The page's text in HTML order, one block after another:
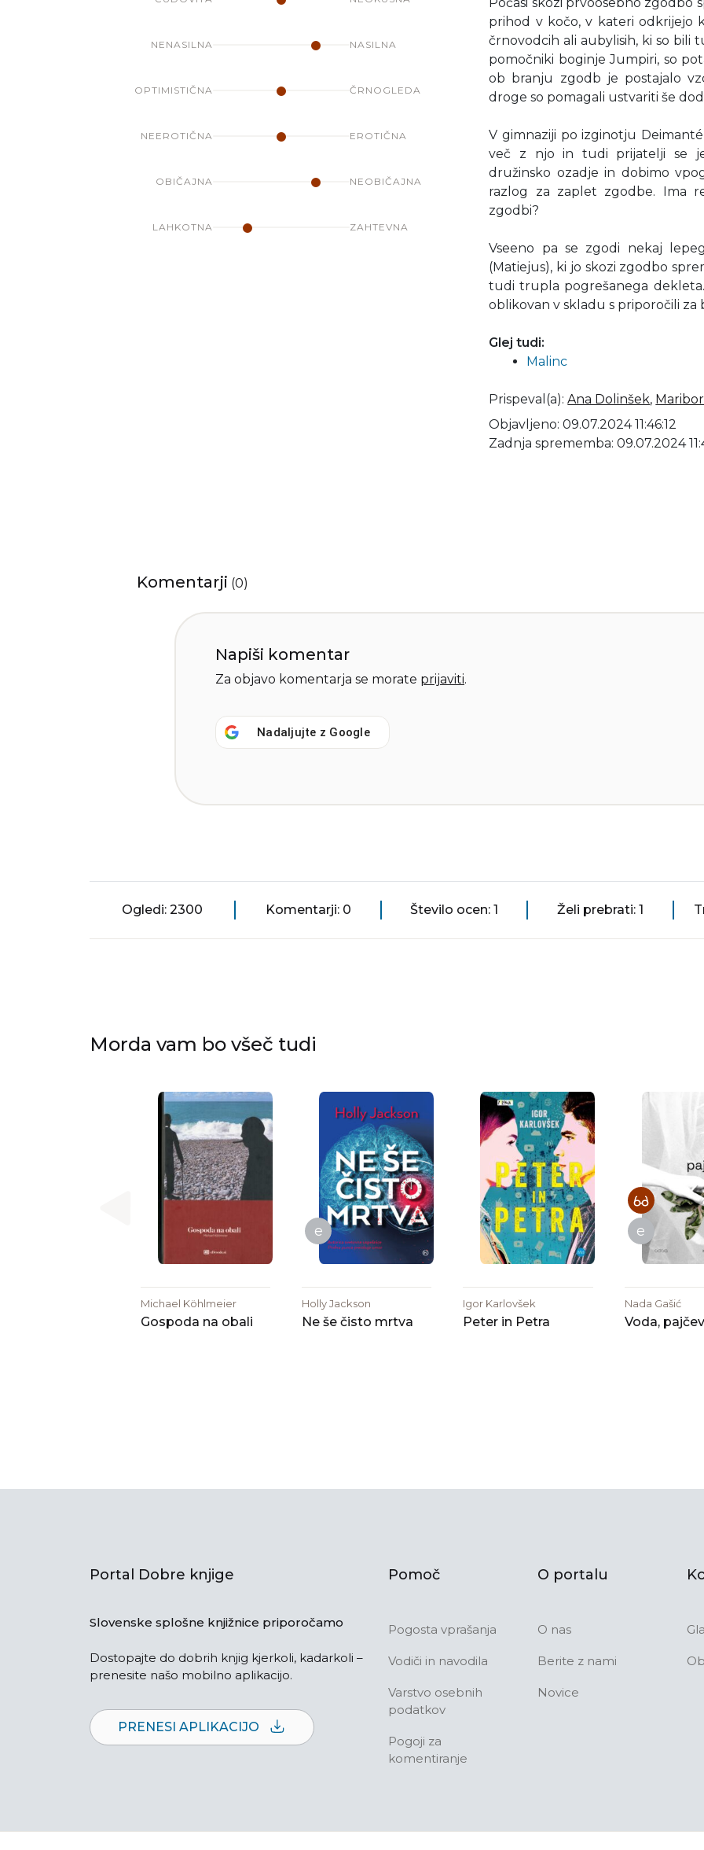
NENASILNA NASILNA
OPTIMISTIČNA ČRNOGLEDA
NEEROTIČNA EROTIČNA
OBIČAJNA NEOBIČAJNA
LAHKOTNA ZAHTEVNA
prihod v kočo, v kateri odkrijejo
črnovodcih ali aubylisih, ki so bili
pomočniki boginje Jumpiri, so
ob branju zgodb je postajalo
droge so pomagali ustvariti še
V gimnaziji po izginotju
več z njo in tudi prijatelji se je
družinsko ozadje in dobimo
razlog za zaplet zgodbe. Ima
zgodbi?
Vseeno pa se zgodi nekaj
(Matiejus), ki jo skozi zgodbo
tudi trupla pogrešanega
oblikovan v skladu s priporočili za
Glej tudi:
Malinc
Prispeval(a):Ana Dolinšek,
Objavljeno: 09.07.2024 11:46:12
Zadnja sprememba: 09.07.2024
Komentarji (0)
Napiši komentar
Za objavo komentarja se morate prijaviti.
Nadaljujte z Google
Ogledi: 2300 Komentarji: 0 Število ocen: 1 Želi prebrati: 1
Morda vam bo všeč tudi
Michael Köhlmeier
Gospoda na obali
e
Holly Jackson
Ne še čisto mrtva
Igor Karlovšek
Peter in Petra
e
Nada Gašić
Voda,
Portal Dobre knjige
Slovenske splošne knjižnice priporočamo
Dostopajte do dobrih knjig kjerkoli, kadarkoli –
prenesite našo mobilno aplikacijo.
PRENESI APLIKACIJO
Pomoč
Pogosta vprašanja
Vodiči in navodila
Varstvo osebnih
podatkov
Pogoji za
komentiranje
O portalu
O nas
Berite z nami
Novice